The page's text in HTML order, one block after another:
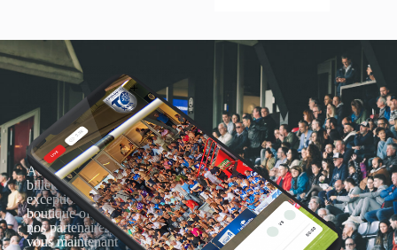
Actualités, nouveautés,
billetterie, remises
exceptionnelles dans la
boutique officielles & chez
nos partenaires… Inscrivez-
vous maintenant